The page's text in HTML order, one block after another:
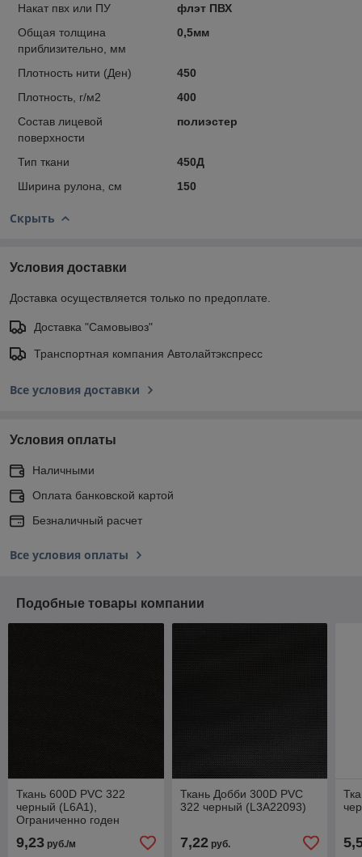
Накат пвх или ПУ
флэт ПВХ
Общая толщина
приблизительно, мм
0,5мм
Плотность нити (Ден)
450
Плотность, г/м2
400
Состав лицевой
поверхности
полиэстер
Тип ткани
450Д
Ширина рулона, см
150
Скрыть
Условия доставки
Доставка осуществляется только по предоплате.
Доставка "Самовывоз"
Транспортная компания Автолайтэкспресс
Все условия доставки
Условия оплаты
Наличными
Оплата банковской картой
Безналичный расчет
Все условия оплаты
Подобные товары компании
Ткань 600D PVC 322
черный (L6A1),
Ограниченно годен
9,23 руб./м
Ткань Добби 300D PVC
322 черный (L3A22093)
7,22руб.